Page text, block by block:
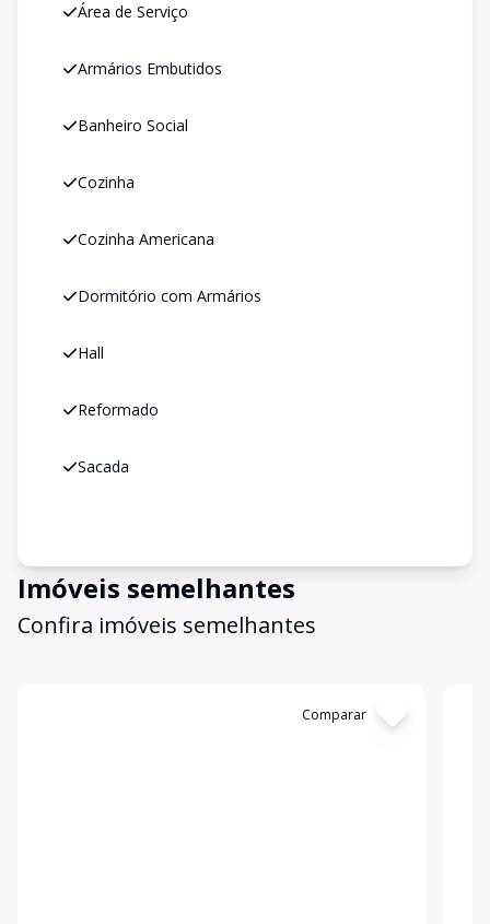
Área de Serviço
Armários Embutidos
Banheiro Social
Cozinha
Cozinha Americana
Dormitório com Armários
Hall
Reformado
Sacada
Imóveis semelhantes
Confira imóveis semelhantes
Comparar